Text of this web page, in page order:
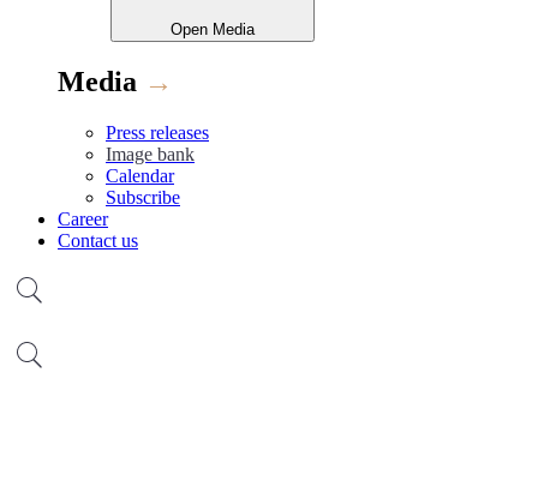
Open Media
Media →
Press releases
Image bank
Calendar
Subscribe
Career
Contact us